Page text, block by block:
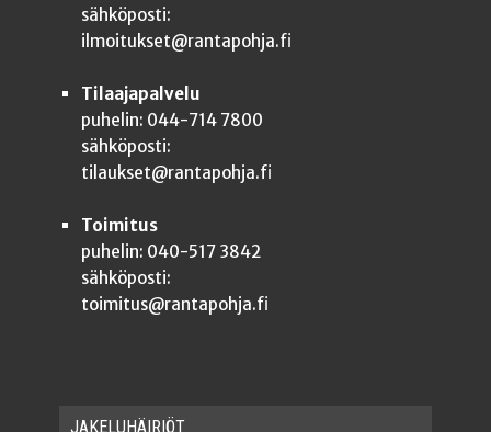
sähköposti:
ilmoitukset@rantapohja.fi
Tilaajapalvelu
puhelin: 044-714 7800
sähköposti:
tilaukset@rantapohja.fi
Toimitus
puhelin: 040-517 3842
sähköposti:
toimitus@rantapohja.fi
JAKE­LU­HÄI­RIÖT